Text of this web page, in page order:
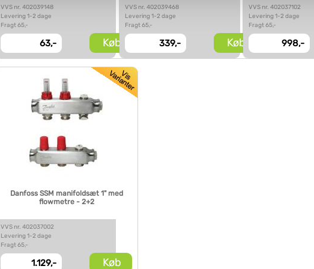
VVS nr. 402039148
Levering 1-2 dage
Fragt 65,-
63,- Køb
VVS nr. 402039468
Levering 1-2 dage
Fragt 65,-
339,- Køb
VVS nr. 402037102
Levering 1-2 dage
Fragt 65,-
998,-
Danfoss SSM manifoldsæt 1" med
flowmetre - 2+2
VVS nr. 402037002
Levering 1-2 dage
Fragt 65,-
1.129,- Køb